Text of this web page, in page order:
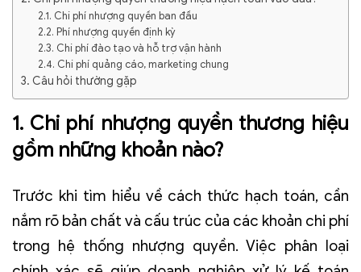
2.1. Chi phí nhượng quyền ban đầu
2.2. Phí nhượng quyền định kỳ
2.3. Chi phí đào tạo và hỗ trợ vận hành
2.4. Chi phí quảng cáo, marketing chung
3. Câu hỏi thường gặp
1. Chi phí nhượng quyền thương hiệu
gồm những khoản nào?
Trước khi tìm hiểu về cách thức hạch toán, cần
nắm rõ bản chất và cấu trúc của các khoản chi phí
trong hệ thống nhượng quyền. Việc phân loại